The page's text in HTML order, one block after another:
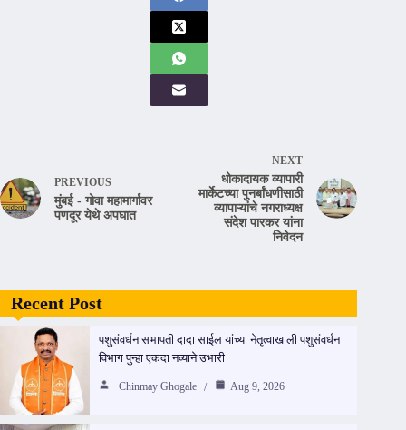
PREVIOUS
मुंबई - गोवा महामार्गावर
पणदूर येथे अपघात
NEXT
धोकादायक व्यापारी
मार्केटच्या पुनर्बांधणीसाठी
व्यापाऱ्यांचे नगराध्यक्ष
संदेश पारकर यांना
निवेदन
Recent Post
पशुसंवर्धन सभापती दादा साईल यांच्या नेतृत्वाखाली पशुसंवर्धन
विभाग पुन्हा एकदा नव्याने उभारी
Chinmay Ghogale Aug 9, 2026